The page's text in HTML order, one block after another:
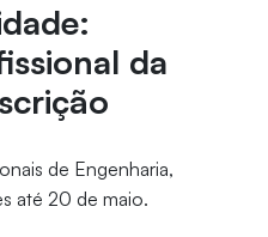
da
de Engenharia,
até 20 de maio.